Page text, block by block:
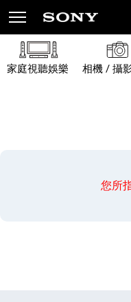
家庭視聽娛樂 相機 / 攝
您所